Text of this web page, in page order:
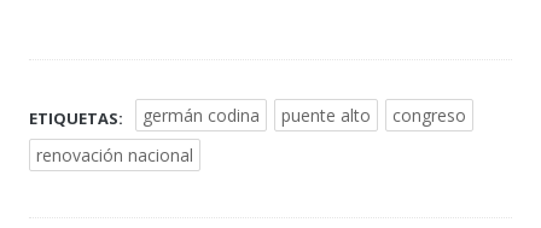
ETIQUETAS: germán codina puente alto
congreso
renovación nacional